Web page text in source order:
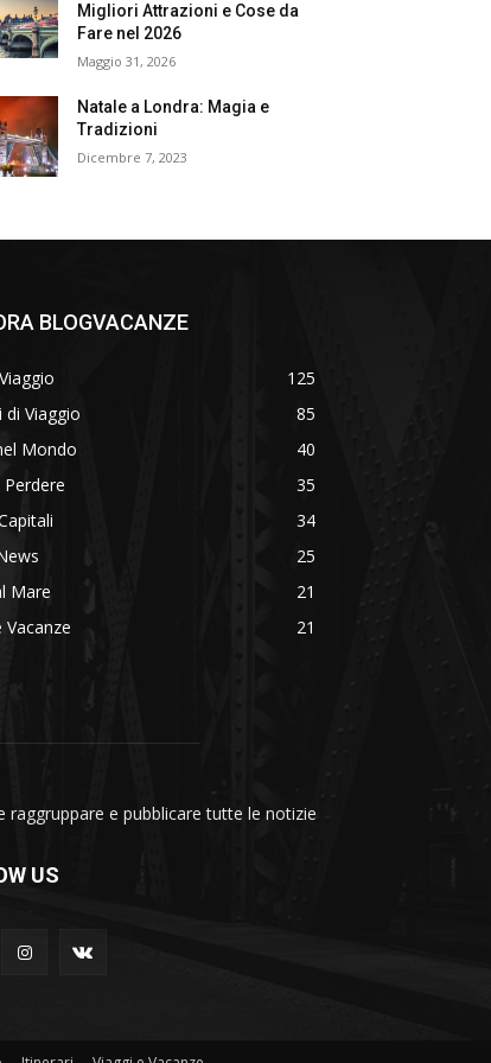
Migliori Attrazioni e Cose da
Fare nel 2026
Maggio 31, 2026
Natale a Londra: Magia e
Tradizioni
Dicembre 7, 2023
BLOGVACANZE
125
di Viaggio
85
Mondo
40
35
34
25
Mare
21
Vacanze
21
raggruppare e pubblicare tutte le notizie
US